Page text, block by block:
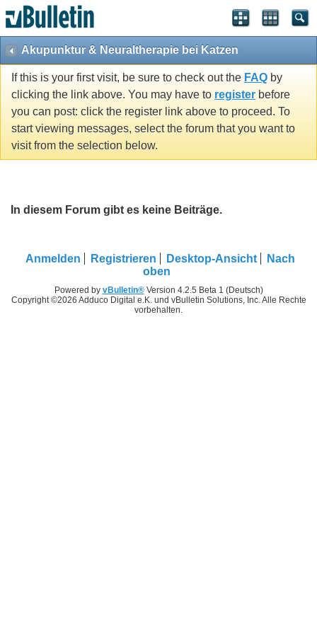
Akupunktur & Neuraltherapie bei Katzen
If this is your first visit, be sure to check out the FAQ by
clicking the link above. You may have to register before
you can post: click the register link above to proceed. To
start viewing messages, select the forum that you want to
visit from the selection below.
In diesem Forum gibt es keine Beiträge.
Anmelden Registrieren Desktop-Ansicht
Nach
oben
Powered by vBulletin®Version 4.2.5 Beta 1 (Deutsch)
Copyright ©2026 Adduco Digital e.K. und vBulletin Solutions, Inc. Alle Rechte
vorbehalten.